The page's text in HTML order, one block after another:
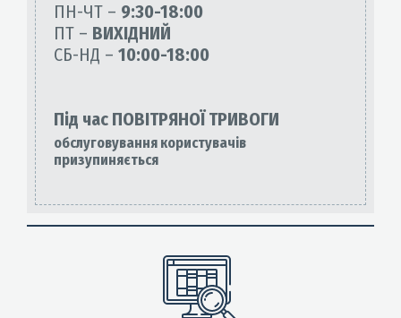
ПН-ЧТ – 9:30-18:00
ПТ – ВИХІДНИЙ
СБ-НД – 10:00-18:00
Під час ПОВІТРЯНОЇ ТРИВОГИ
обслуговування користувачів
призупиняється